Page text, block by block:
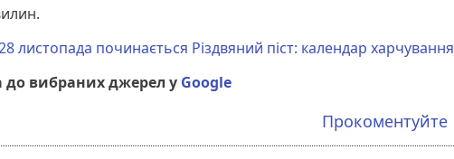
листопада починається Різдвяний піст: календар харчування
вибраних джерел у Google
Прокоментуйте